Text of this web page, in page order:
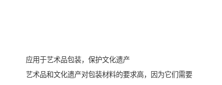
应用于艺术品包装，保护文化遗产
艺术品和文化遗产对包装材料的要求高，因为它们需要